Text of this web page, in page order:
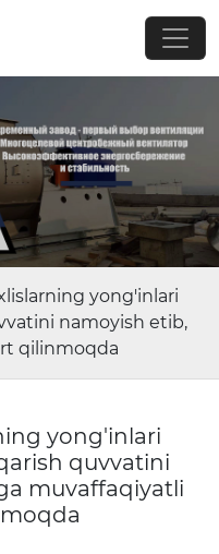
yong'inlari
namoyish etib,
qilinmoqda
yong'inlari
quvvatini
muvaffaqiyatli